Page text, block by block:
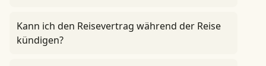
Kann ich den Reisevertrag während der Reise
kündigen?